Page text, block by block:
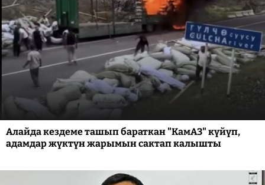
Алайда кездеме ташып бараткан "КамАЗ" күйүп,
адамдар жүктүн жарымын сактап калышты